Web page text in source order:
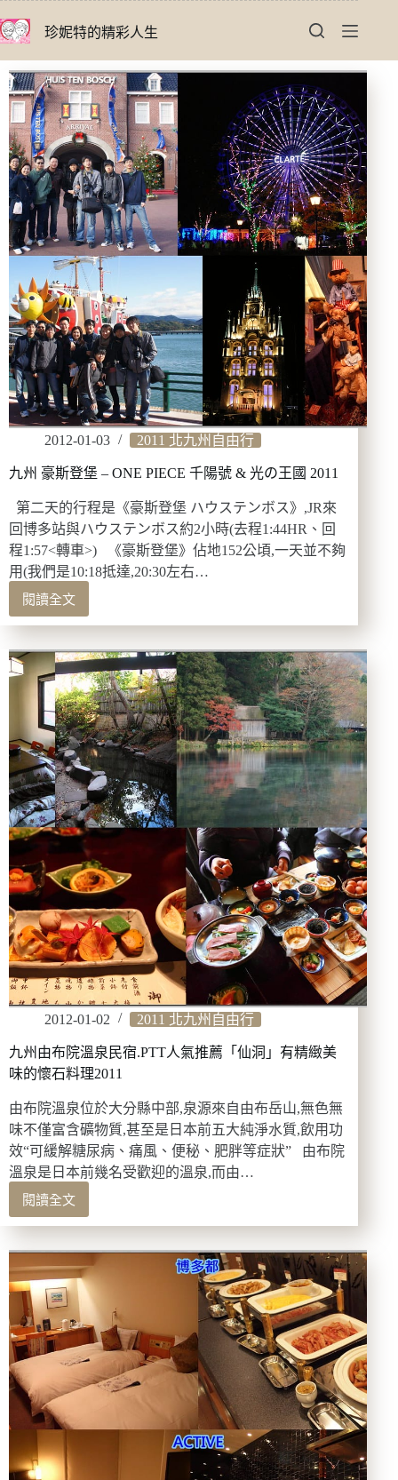
至
要
內
容
珍妮特的精彩人生
2012-01-03 2011 北九州自由行
九州 豪斯登堡 – ONE PIECE 千陽號 & 光の王國 2011
第二天的行程是《豪斯登堡 ハウステンボス》,JR來
回博多站與ハウステンボス約2小時(去程1:44HR、回
程1:57<轉車>) 《豪斯登堡》佔地152公頃,一天並不夠
用(我們是10:18抵達,20:30左右…
閱讀全文
九
州
斯
登
堡
–
ONE
PIECE
千
陽
號
&
光
王
國
2011
2012-01-02 2011 北九州自由行
九州由布院溫泉民宿.PTT人氣推薦「仙洞」有精緻美
味的懷石料理2011
由布院溫泉位於大分縣中部,泉源來自由布岳山,無色無
味不僅富含礦物質,甚至是日本前五大純淨水質,飲用功
效“可緩解糖尿病、痛風、便秘、肥胖等症狀” 由布院
溫泉是日本前幾名受歡迎的溫泉,而由…
閱讀全文
九
州
布
院
溫
泉
民
宿.PTT
氣
推
薦
「仙
洞」